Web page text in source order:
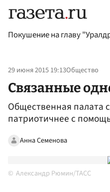
Покушение на главу
29 июня 2015 19:13Общество
Связанные
Общественная палата
патриотичнее с
Анна Семенова
Александр Рюмин/ТАСС